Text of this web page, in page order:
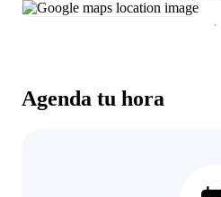
Agenda tu hora